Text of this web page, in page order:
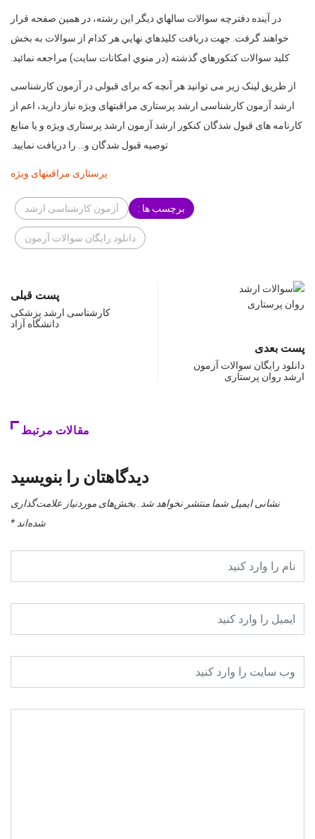
در آينده دفترچه سوالات سالهاي ديگر اين رشته، در همين صفحه قرار
خواهند گرفت. جهت دريافت كليدهاي نهايي هر كدام از سوالات به بخش
كليد سوالات كنكورهاي گذشته (در منوي امكانات سايت) مراجعه نمائيد.
از طریق لینک زیر می توانید هر آنچه که برای قبولی در آزمون کارشناسی
ارشد آزمون کارشناسی ارشد پرستاری مراقبتهای ویژه نیاز دارید، اعم از
کارنامه های قبول شدگان کنکور ارشد آزمون ارشد پرستاری ویژه و یا منابع
توصیه قبول شدگان و… را دریافت نمایید.
پرستاری مراقبتهای ویژه
برچسب ها : آزمون کارشناسی ارشد
دانلود رایگان سوالات آزمون
پست قبلی
کارشناسی ارشد پزشکی
دانشگاه آزاد
پست بعدی
دانلود رایگان سوالات آزمون
ارشد روان پرستاری
مقالات مرتبط
دیدگاهتان را بنویسید
نشانی ایمیل شما منتشر نخواهد شد. بخش‌های موردنیاز علامت‌گذاری
شده‌اند*